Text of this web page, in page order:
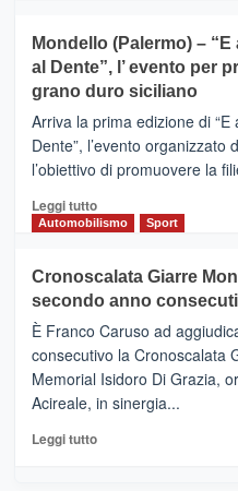
e
messaggi
di
CASTIGLIONE
DI
SICILIA
(Ct)
–
Il
Borgo
Gusto,
il
tra
sapori
vicoli
medievali
Mondello (Palermo) –
al Dente”, l’ evento per
grano duro siciliano
Arriva la prima edizione di
Dente”, l’evento organizzato
l’obiettivo di promuovere la
Leggi tuttoLeggi
di
Mondello
(Palermo)
–
“E
adesso
Pasta
–
Sicilia
Automobilismo Sport
Cronoscalata Giarre
secondo anno
È Franco Caruso ad
consecutivo la Cronoscalata
Memorial Isidoro Di Grazia,
Acireale, in sinergia...
Leggi tuttoLeggi